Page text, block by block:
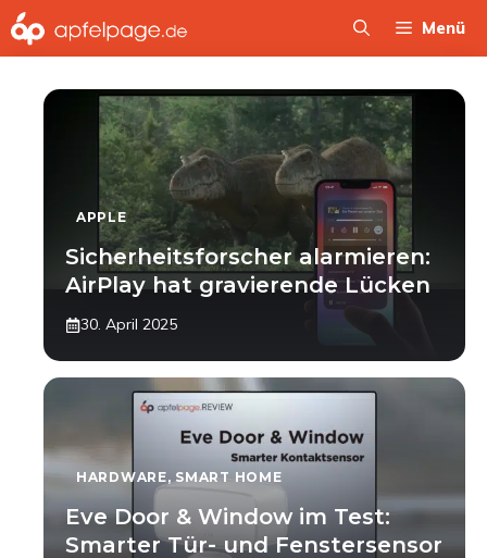
Zum
Inhalt
Menü
APPLE
Sicherheitsforscher alarmieren:
AirPlay hat gravierende Lücken
30. April 2025
HARDWARE, SMART HOME
Eve Door & Window im Test:
Smarter Tür- und Fenstersensor